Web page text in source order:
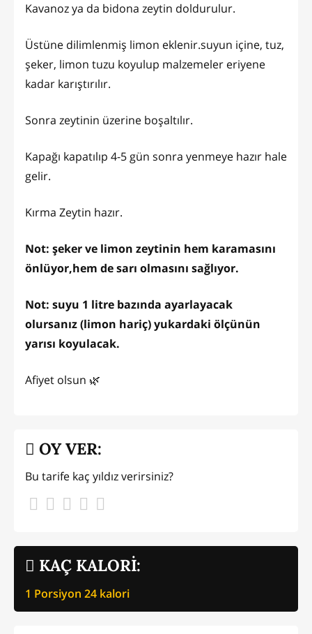
Kavanoz ya da bidona zeytin doldurulur.
Üstüne dilimlenmiş limon eklenir.suyun içine, tuz,
şeker, limon tuzu koyulup malzemeler eriyene
kadar karıştırılır.
Sonra zeytinin üzerine boşaltılır.
Kapağı kapatılıp 4-5 gün sonra yenmeye hazır hale
gelir.
Kırma Zeytin hazır.
Not: şeker ve limon zeytinin hem karamasını
önlüyor,hem de sarı olmasını sağlıyor.
Not: suyu 1 litre bazında ayarlayacak
olursanız (limon hariç) yukardaki ölçünün
yarısı koyulacak.
Afiyet olsun 🌿
KAÇ KALORİ:
1 Porsiyon 24 kalori
OY VER:
Bu tarife kaç yıldız verirsiniz?